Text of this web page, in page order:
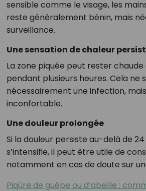
sensible comme le visage, les
reste généralement bénin, mais
surveillance.
Une sensation de chaleur
La zone piquée peut rester
pendant plusieurs heures. Cela ne
nécessairement une infection,
inconfortable.
Une douleur prolongée
Si la douleur persiste au-delà de
s’intensifie, il peut être utile de
notamment en cas de doute sur
Piqûre de guêpe ou d’abeille :